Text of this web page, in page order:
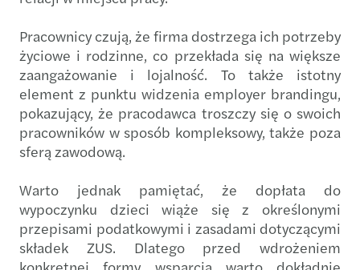
Pracownicy czują, że firma dostrzega ich potrzeby
życiowe i rodzinne, co przekłada się na większe
zaangażowanie i lojalność. To także istotny
element z punktu widzenia employer brandingu,
pokazujący, że pracodawca troszczy się o swoich
pracowników w sposób kompleksowy, także poza
sferą zawodową.
Warto jednak pamiętać, że dopłata do
wypoczynku dzieci wiąże się z określonymi
przepisami podatkowymi i zasadami dotyczącymi
składek ZUS. Dlatego przed wdrożeniem